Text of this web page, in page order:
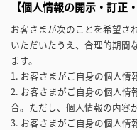
【個人情報の開示・訂正
お客さまが次のことを希望さ
いただいたうえ、合理的期間
ます。
1. お客さまがご自身の個人情
2. お客さまがご自身の個人情
合。ただし、個人情報の内容
3. お客さまがご自身の個人情